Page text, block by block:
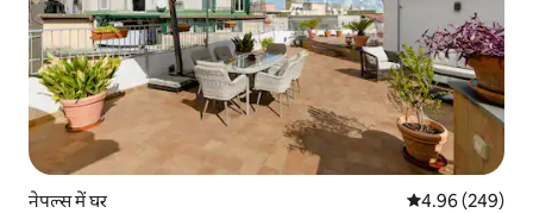
नेपल्स में घर औसत रेटिंग 5 में से
4.96 (249)